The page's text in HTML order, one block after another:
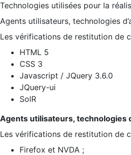
Technologies utilisées pour la
Agents utilisateurs, technologies
Les vérifications de restitution de
HTML 5
CSS 3
Javascript / JQuery 3.6.0
JQuery-ui
SolR
Agents utilisateurs, technologies
Les vérifications de restitution de
Firefox et NVDA ;